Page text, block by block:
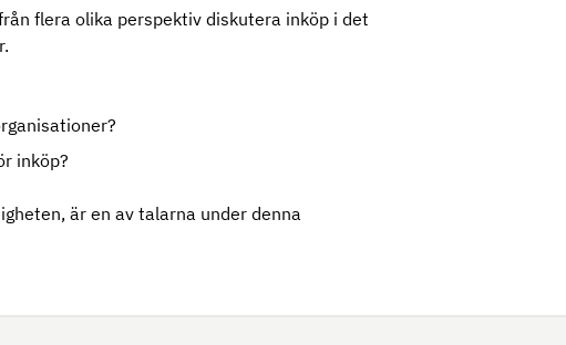
flera olika perspektiv diskutera inköp i det
inköp?
är en av talarna under denna